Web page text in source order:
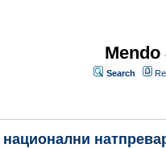
Search